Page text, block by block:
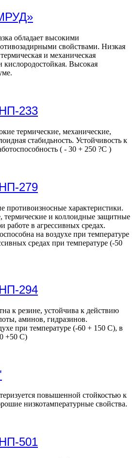
обладает высокими
свойствами. Низкая
и механическая
кислородостойкая. Высокая
233
термические, механические,
стабидьность. Устойчивость к
( - 30 + 250 ?С )
279
характеристики.
термические и коллоидные защитные
работе в агрессивных средах.
на воздухе при температуре
средах при температуре (-50
294
к резине, устойчива к действию
аминов, гидразинов.
при температуре (-60 + 150 С), в
+50 С)
повышенной стойкостью к
низкотампературные свойства.
501